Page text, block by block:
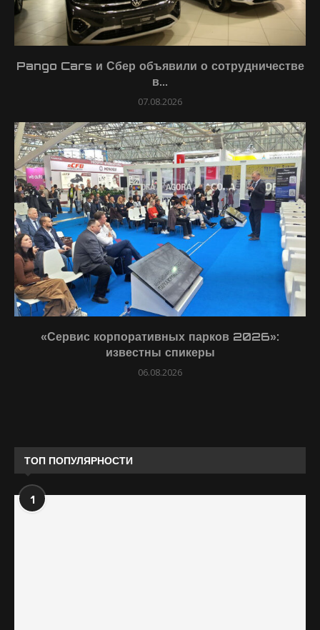
Pango Cars и Сбер объявили о сотрудничестве
в...
07.08.2026
«Сервис корпоративных парков 2026»:
известны спикеры
06.08.2026
ТОП ПОПУЛЯРНОСТИ
1